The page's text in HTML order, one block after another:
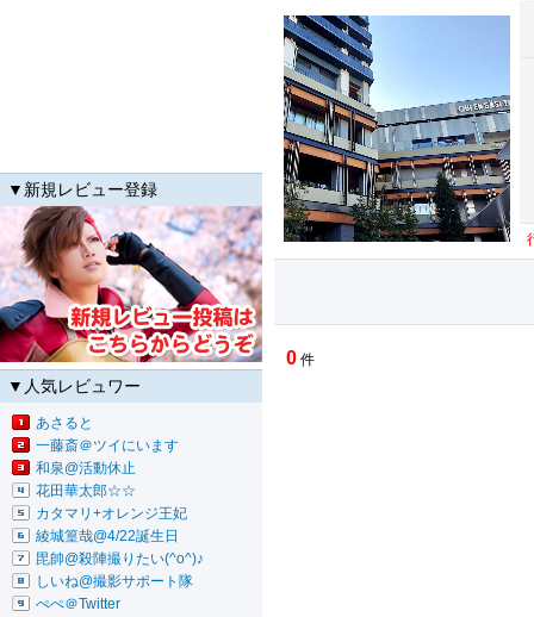
▼新規レビュー登録
▼人気レビュワー
あさると
一藤斎＠ツイにいます
和泉@活動休止
花田華太郎☆☆
カタマリ+オレンジ王妃
綾城篁哉@4/22誕生日
毘帥@殺陣撮りたい(^o^)♪
しいね@撮影サポート隊
ぺぺ＠Twitter
0 件